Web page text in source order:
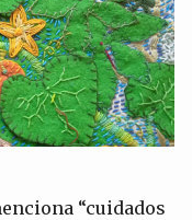
“cuidados